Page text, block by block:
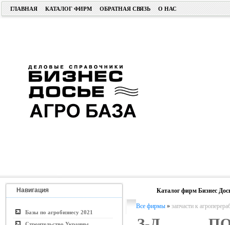
ГЛАВНАЯ КАТАЛОГ ФИРМ ОБРАТНАЯ СВЯЗЬ О НАС
Навигация
Базы по агробизнесу 2021
Каталог фирм Бизнес
Все фирмы » запчасти к